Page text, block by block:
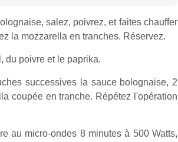
salez, poivrez, et faites chauffer
la mozzarella en tranches. Réservez.
du poivre et le paprika.
successives la sauce bolognaise, 2
coupée en tranche. Répétez l'opération
au micro-ondes 8 minutes à 500 Watts,